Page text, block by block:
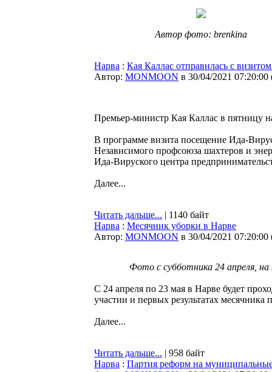
Автор фото: brenkina
Нарва : Кая Каллас отправилась с
Автор: MONMOON в 30/04/2021 07:20:00
Премьер-министр Кая Каллас в пятницу
В программе визита посещение Ида-
Независимого профсоюза шахтеров и
Ида-Вируского центра
Далее...
Читать дальше... | 1140 байт
Нарва : Месячник уборки в Нарве
Автор: MONMOON в 30/04/2021 07:20:00
Фото с субботника 24 апреля,
С 24 апреля по 23 мая в Нарве будет
участии и первых результатах
Далее...
Читать дальше... | 958 байт
Нарва : Партия реформ на